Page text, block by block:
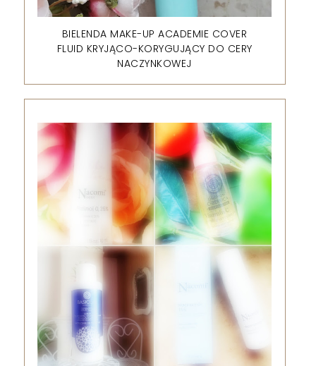
BIELENDA MAKE-UP ACADEMIE COVER
FLUID KRYJĄCO-KORYGUJĄCY DO CERY
NACZYNKOWEJ